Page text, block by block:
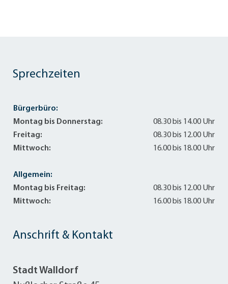
Anschrift & Kontakt
Stadt Walldorf
Sprechzeiten
Bürgerbüro:
Montag bis Donnerstag:
08.30 bis 14.00 Uhr
Freitag:
08.30 bis 12.00 Uhr
Mittwoch:
16.00 bis 18.00 Uhr
Allgemein:
Montag bis Freitag:
08.30 bis 12.00 Uhr
Mittwoch:
16.00 bis 18.00 Uhr